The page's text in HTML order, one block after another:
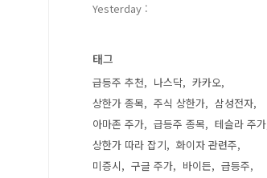
Yesterday :
태그
급등주 추천 나스닥
카카오
상한가 종목
주식 상한가
삼성전자
아마존 주가
급등주 종목
테슬라 주가
상한가 따라 잡기
화이자 관련주
미증시
구글 주가 바이든
급등주